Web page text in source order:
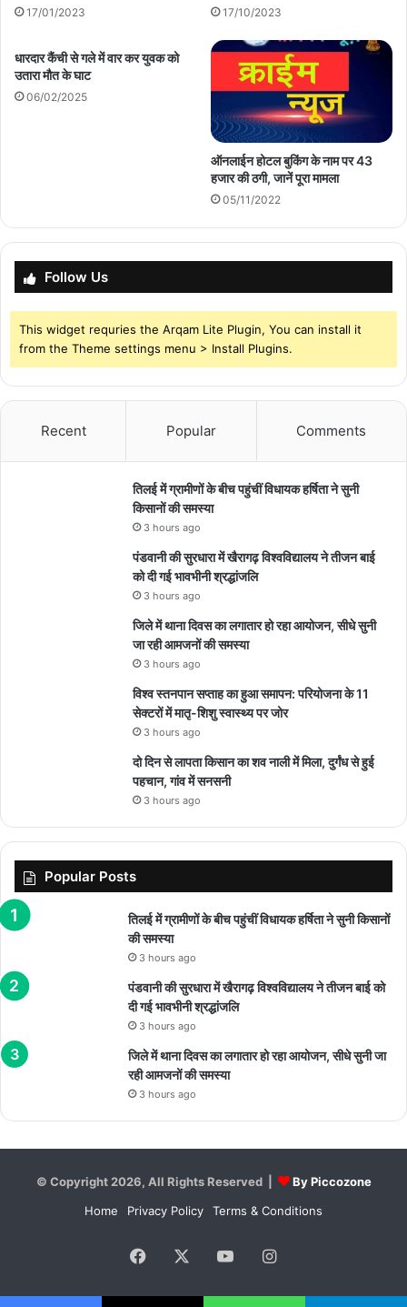
17/01/2023 17/10/2023
धारदार कैंची से गले में वार कर युवक को
उतारा मौत के घाट
06/02/2025
ऑनलाईन होटल बुकिंग के नाम पर 43
हजार की ठगी, जानें पूरा मामला
05/11/2022
Follow Us
This widget requries the Arqam Lite Plugin, You can install it
from the Theme settings menu > Install Plugins.
Recent Popular Comments
तिलई में ग्रामीणों के बीच पहुंचीं विधायक हर्षिता ने सुनी
किसानों की समस्या
3 hours ago
पंडवानी की सुरधारा में खैरागढ़ विश्वविद्यालय ने तीजन बाई
को दी गई भावभीनी श्रद्धांजलि
3 hours ago
जिले में थाना दिवस का लगातार हो रहा आयोजन, सीधे सुनी
जा रही आमजनों की समस्या
3 hours ago
विश्व स्तनपान सप्ताह का हुआ समापन: परियोजना के 11
सेक्टरों में मातृ-शिशु स्वास्थ्य पर जोर
3 hours ago
दो दिन से लापता किसान का शव नाली में मिला, दुर्गंध से हुई
पहचान, गांव में सनसनी
3 hours ago
Popular Posts
तिलई में ग्रामीणों के बीच पहुंचीं विधायक हर्षिता ने सुनी किसानों
की समस्या
3 hours ago
पंडवानी की सुरधारा में खैरागढ़ विश्वविद्यालय ने तीजन बाई को
दी गई भावभीनी श्रद्धांजलि
3 hours ago
जिले में थाना दिवस का लगातार हो रहा आयोजन, सीधे सुनी जा
रही आमजनों की समस्या
3 hours ago
© Copyright 2026, All Rights Reserved |
By Piccozone
Home
Privacy Policy Terms & Conditions
Facebook YouTubeInstagram